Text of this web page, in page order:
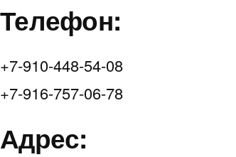
Телефон:
+7-910-448-54-08
+7-916-757-06-78
Адрес: